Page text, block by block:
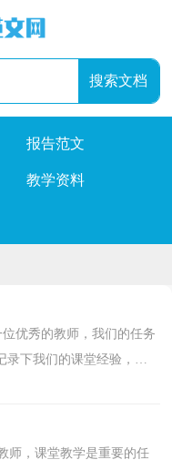
报告范文
教学资料
优秀的教师，我们的任务
下我们的课堂经验，那
小编整理的《...
，课堂教学是重要的任